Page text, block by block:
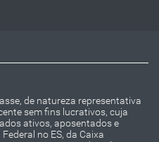
de natureza representativa
sem fins lucrativos, cuja
ativos, aposentados e
no ES, da Caixa